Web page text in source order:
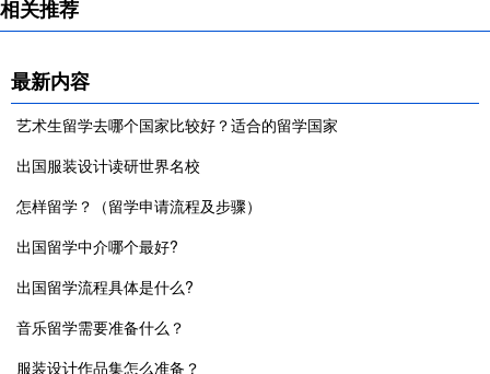
相关推荐
最新内容
艺术生留学去哪个国家比较好？适合的留学国家
出国服装设计读研世界名校
怎样留学？（留学申请流程及步骤）
出国留学中介哪个最好?
出国留学流程具体是什么?
音乐留学需要准备什么？
服装设计作品集怎么准备？